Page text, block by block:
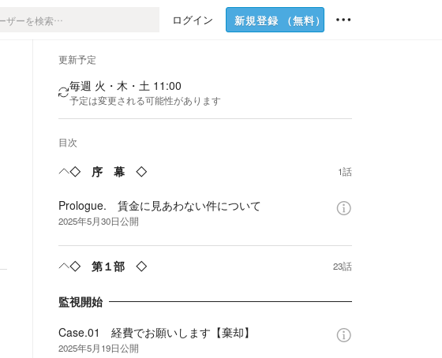
ログイン 新規登録 （無料）
更新予定
毎週 火・木・土 11:00
予定は変更される可能性があります
目次
◇ 序 幕 ◇ 1話
Prologue. 賃金に見あわない件について
2025年5月30日公開
◇ 第１部 ◇ 23話
監視開始
Case.01 経費でお願いします【棄却】
2025年5月19日公開